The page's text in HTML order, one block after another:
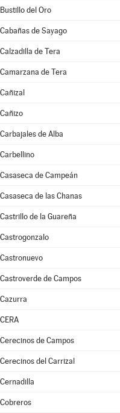
Bustillo del Oro
Cabañas de Sayago
Calzadilla de Tera
Camarzana de Tera
Cañizal
Cañizo
Carbajales de Alba
Carbellino
Casaseca de Campeán
Casaseca de las Chanas
Castrillo de la Guareña
Castrogonzalo
Castronuevo
Castroverde de Campos
Cazurra
CERA
Cerecinos de Campos
Cerecinos del Carrizal
Cernadilla
Cobreros